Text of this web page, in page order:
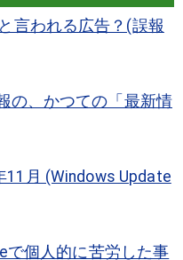
言われる広告？(誤報
の、かつての「最新情
11月 (Windows Update
で個人的に苦労した事